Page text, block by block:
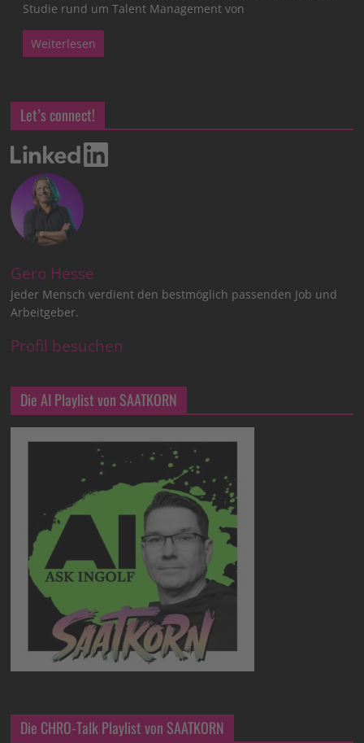
Studie rund um Talent Management von
Weiterlesen
Let’s connect!
Gero Hesse
Jeder Mensch verdient den bestmöglich passenden Job und
Arbeitgeber.
Profil besuchen
Die AI Playlist von SAATKORN
Die CHRO-Talk Playlist von SAATKORN